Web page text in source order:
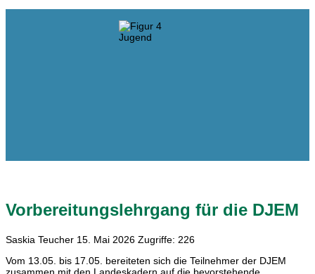
Vorbereitungslehrgang für die DJEM
Saskia Teucher 15. Mai 2026 Zugriffe: 226
Vom 13.05. bis 17.05. bereiteten sich die Teilnehmer der DJEM